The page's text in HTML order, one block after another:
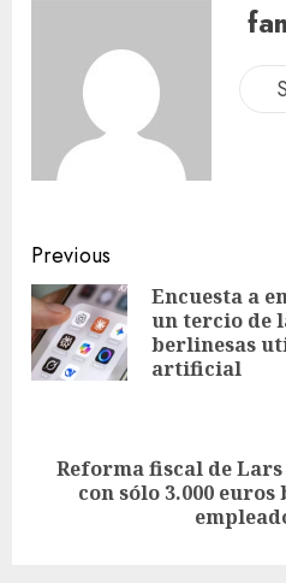
Previous
Encuesta a
un tercio de
berlinesas
artificial
Reforma fiscal de
con sólo 3.000